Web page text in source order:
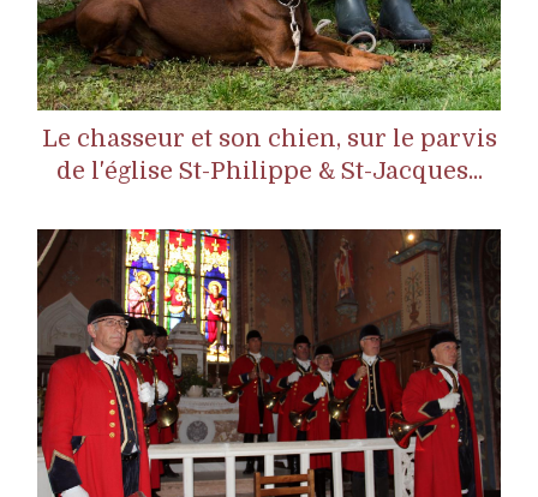
Le chasseur et son chien, sur le parvis
de l'église St-Philippe & St-Jacques...